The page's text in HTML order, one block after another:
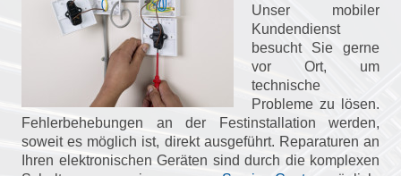
Unser mobiler
Kundendienst
besucht Sie gerne
vor Ort, um
technische
Probleme zu lösen.
Fehlerbehebungen an der Festinstallation werden,
soweit es möglich ist, direkt ausgeführt. Reparaturen an
Ihren elektronischen Geräten sind durch die komplexen